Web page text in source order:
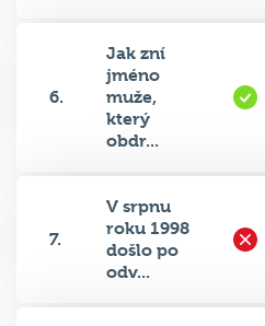
6.
Jak zní
jméno
muže,
který
obdr...
7.
V srpnu
roku 1998
došlo po
odv...